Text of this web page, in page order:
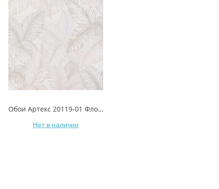
Обои Артекс 20119-01 Флора
Нет в наличии